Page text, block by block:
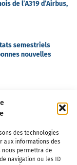
des technologies
aux informations des
nous permettra de
navigation ou les ID
de l’A319 d’Airbus,
semestriels
nouvelles
Partenaires
Cookies